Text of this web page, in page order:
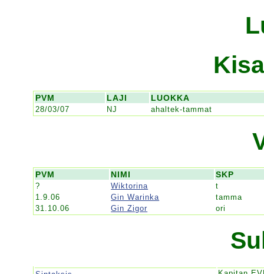
PVM LAJI LUOKKA
28/03/07 NJ ahaltek-tammat
PVM NIMI SKP
? Wiktorina
t
1.9.06
Gin Warinka
tamma
31.10.06
Gin Zigor ori